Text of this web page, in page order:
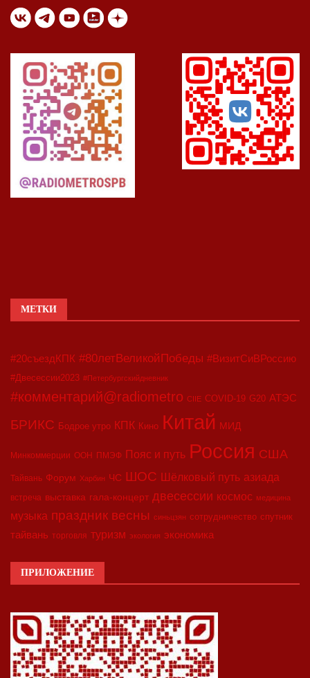
МЕТКИ
#20съездКПК #80летВеликойПобеды #ВизитСиВРоссию
#Двесессии2023 #Петербургскийдневник
#комментарий@radiometro CIIE COVID-19 G20 АТЭС
БРИКС Бодрое утро КПК Кино Китай МИД
Минкоммерции ООН ПМЭФ Пояс и путь Россия США
Тайвань Форум Харбин ЧС ШОС Шёлковый путь азиада
встреча выставка гала-концерт двесессии космос медицина
музыка праздник весны синьцзян сотрудничество спутник
тайвань торговля туризм экология экономика
ПРИЛОЖЕНИЕ